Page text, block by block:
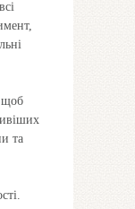
щоб
та